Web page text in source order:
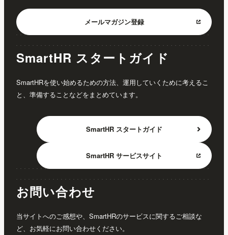
メールマガジン登録
SmartHR スタートガイド
SmartHRを使い始めるための方法、運用していくために考えるこ
と、準備することなどをまとめています。
SmartHR スタートガイド
SmartHR サービスサイト
お問い合わせ
当サイトへのご感想や、SmartHRのサービスに関するご相談な
ど、お気軽にお問い合わせください。